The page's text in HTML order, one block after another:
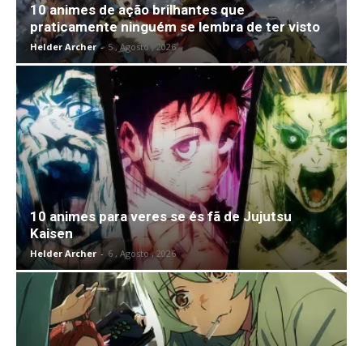
10 animes de ação brilhantes que
praticamente ninguém se lembra de ter visto
Helder Archer - 5 , Agosto , 2026
10 animes para veres se és fã de Jujutsu
Kaisen
Helder Archer - 6 , Agosto , 2026